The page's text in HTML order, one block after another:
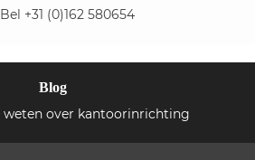
Bel +31 (0)162 580654
Blog
weten over kantoorinrichting